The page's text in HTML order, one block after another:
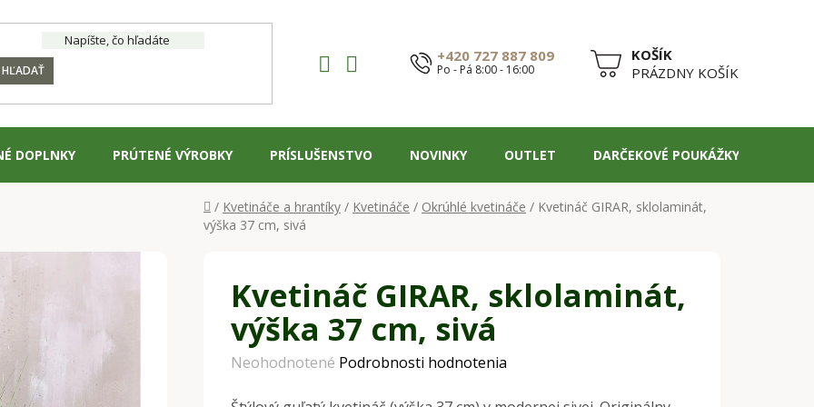
HĽADAŤ
+420 727 887 809
Po - Pá 8:00 - 16:00
NÁKUPNÝPRÁZDNY KOŠÍK
DOPLNKY PRÚTENÉ VÝROBKY PRÍSLUŠENSTVO NOVINKY OUTLET DARČEKOVÉ POUKÁŽKY
Domov
/ Kvetináče a hrantíky / Kvetináče / Okrúhlé kvetináče / Kvetináč GIRAR, sklolaminát,
výška 37 cm, sivá
Kvetináč GIRAR, sklolaminát,
výška 37 cm, sivá
Priemerné
Neohodnotené Podrobnosti hodnotenia